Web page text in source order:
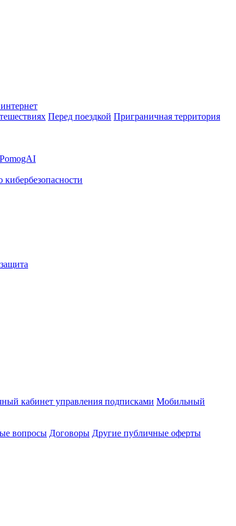
Перед поездкой Приграничная территория
PomogAI
кибербезопасности
кабинет управления подписками Мобильный
вопросы Договоры Другие публичные оферты